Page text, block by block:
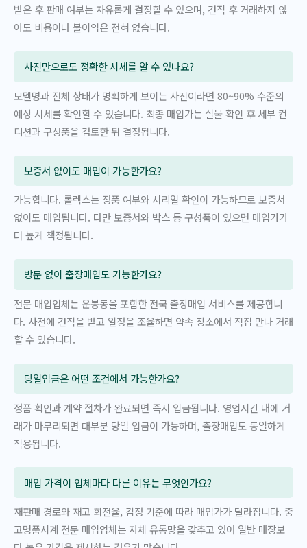
받은 후 판매 여부는 자유롭게 결정할 수 있으며, 견적 후 거래하지 않
아도 비용이나 불이익은 전혀 없습니다.
사진만으로도 정확한 시세를 알 수 있나요?
모델명과 전체 상태가 명확하게 보이는 사진이라면 80~90% 수준의
예상 시세를 확인할 수 있습니다. 최종 매입가는 실물 확인 후 세부 컨
디션과 구성품을 검토한 뒤 결정됩니다.
보증서 없이도 매입이 가능한가요?
가능합니다. 롤렉스는 정품 여부와 시리얼 확인이 가능하므로 보증서
없이도 매입됩니다. 다만 보증서와 박스 등 구성품이 있으면 매입가가
더 높게 책정됩니다.
방문 없이 출장매입도 가능한가요?
전문 매입업체는 운봉동을 포함한 전국 출장매입 서비스를 제공합니
다. 사전에 견적을 받고 일정을 조율하면 약속 장소에서 직접 만나 거래
할 수 있습니다.
당일입금은 어떤 조건에서 가능한가요?
정품 확인과 계약 절차가 완료되면 즉시 입금됩니다. 영업시간 내에 거
래가 마무리되면 대부분 당일 입금이 가능하며, 출장매입도 동일하게
적용됩니다.
매입 가격이 업체마다 다른 이유는 무엇인가요?
재판매 경로와 재고 회전율, 감정 기준에 따라 매입가가 달라집니다. 중
고명품시계 전문 매입업체는 자체 유통망을 갖추고 있어 일반 매장보